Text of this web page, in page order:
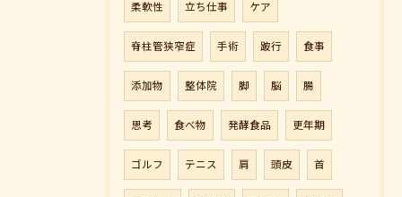
柔軟性 立ち仕事 ケア
脊柱管狭窄症 手術 跛行 食事
添加物 整体院 脚 脳 腸
思考 食べ物 発酵食品 更年期
ゴルフ テニス 肩 頭皮 首